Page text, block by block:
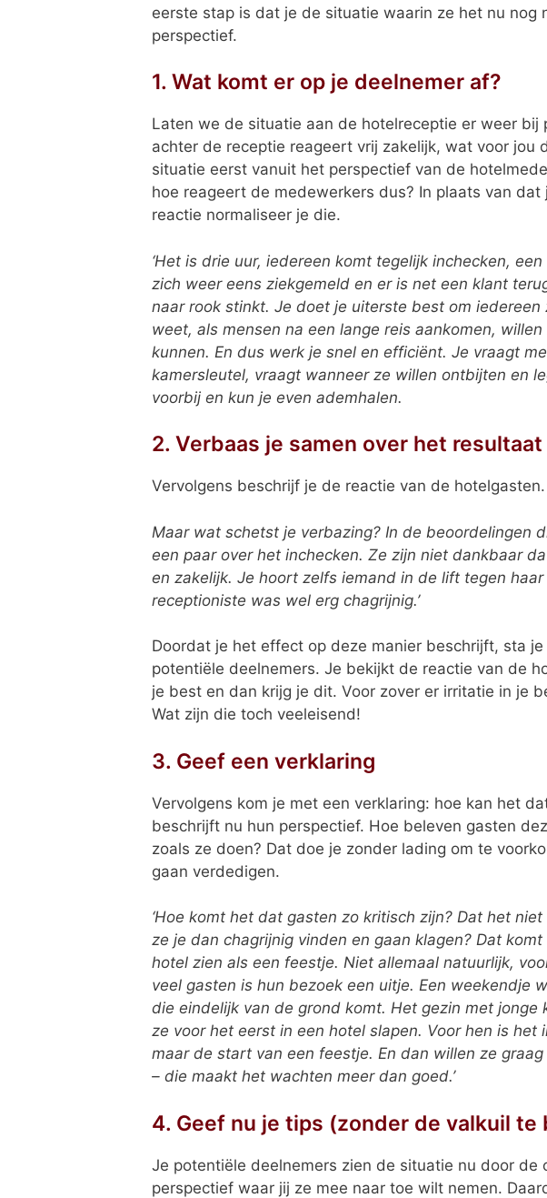
eerste stap is dat je de situatie waarin ze het nu nog
perspectief.
1. Wat komt er op je deelnemer af?
Laten we de situatie aan de hotelreceptie er weer bij
achter de receptie reageert vrij zakelijk, wat voor jou
situatie eerst vanuit het perspectief van de
hoe reageert de medewerkers dus? In plaats van
reactie normaliseer je die.
‘Het is drie uur, iedereen komt tegelijk inchecken,
zich weer eens ziekgemeld en er is net een klant
naar rook stinkt. Je doet je uiterste best om iedereen
weet, als mensen na een lange reis aankomen,
kunnen. En dus werk je snel en efficiënt. Je vraagt
kamersleutel, vraagt wanneer ze willen ontbijten en
voorbij en kun je even ademhalen.
2. Verbaas je samen over het resultaat
Vervolgens beschrijf je de reactie van de hotelgasten.
Maar wat schetst je verbazing? In de beoordelingen
een paar over het inchecken. Ze zijn niet dankbaar
en zakelijk. Je hoort zelfs iemand in de lift tegen haar
receptioniste was wel erg chagrijnig.’
Doordat je het effect op deze manier beschrijft, sta
potentiële deelnemers. Je bekijkt de reactie van de
je best en dan krijg je dit. Voor zover er irritatie in je
Wat zijn die toch veeleisend!
3. Geef een verklaring
Vervolgens kom je met een verklaring: hoe kan het
beschrijft nu hun perspectief. Hoe beleven gasten
zoals ze doen? Dat doe je zonder lading om te
gaan verdedigen.
‘Hoe komt het dat gasten zo kritisch zijn? Dat het
ze je dan chagrijnig vinden en gaan klagen? Dat
hotel zien als een feestje. Niet allemaal natuurlijk,
veel gasten is hun bezoek een uitje. Een weekendje
die eindelijk van de grond komt. Het gezin met
ze voor het eerst in een hotel slapen. Voor hen is het
maar de start van een feestje. En dan willen ze
– die maakt het wachten meer dan goed.’
4. Geef nu je tips (zonder de valkuil te
Je potentiële deelnemers zien de situatie nu door de
perspectief waar jij ze mee naar toe wilt nemen.